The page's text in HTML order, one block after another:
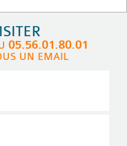
05.56.01.80.01
UN EMAIL